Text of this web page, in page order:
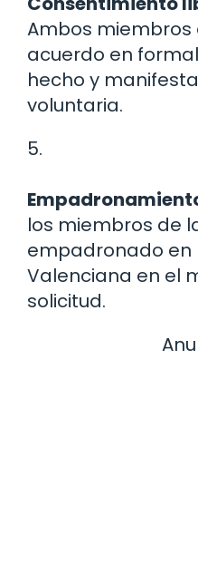
Ambos
acuerdo en
hecho y
voluntaria.
5.
los miembros de
empadronado en
Valenciana en el
solicitud.